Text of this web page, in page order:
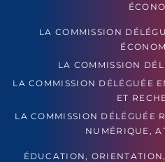
LA COMMISSION
LA COMMISSION
LA COMMISSION DÉLÉGUÉE
ET
LA COMMISSION DÉLÉGUÉE
NUMÉRIQUE,
ÉDUCATION,